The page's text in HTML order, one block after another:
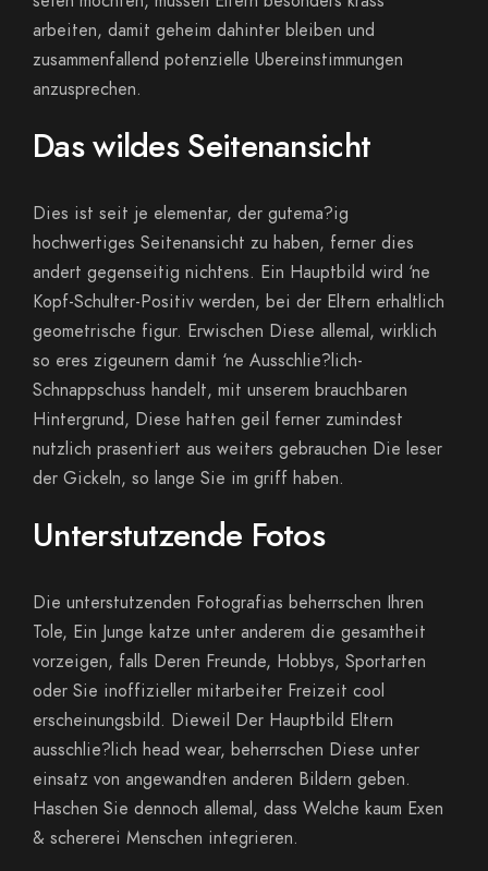
arbeiten, damit geheim dahinter bleiben und
zusammenfallend potenzielle Ubereinstimmungen
anzusprechen.
Das wildes Seitenansicht
Dies ist seit je elementar, der gutema?ig
hochwertiges Seitenansicht zu haben, ferner dies
andert gegenseitig nichtens. Ein Hauptbild wird ‘ne
Kopf-Schulter-Positiv werden, bei der Eltern erhaltlich
geometrische figur. Erwischen Diese allemal, wirklich
so eres zigeunern damit ‘ne Ausschlie?lich-
Schnappschuss handelt, mit unserem brauchbaren
Hintergrund, Diese hatten geil ferner zumindest
nutzlich prasentiert aus weiters gebrauchen Die leser
der Gickeln, so lange Sie im griff haben.
Unterstutzende Fotos
Die unterstutzenden Fotografi­as beherrschen Ihren
Tole, Ein Junge katze unter anderem die gesamtheit
vorzeigen, falls Deren Freunde, Hobbys, Sportarten
oder Sie inoffizieller mitarbeiter Freizeit cool
erscheinungsbild. Dieweil Der Hauptbild Eltern
ausschlie?lich head wear, beherrschen Diese unter
einsatz von angewandten anderen Bildern geben.
Haschen Sie dennoch allemal, dass Welche kaum Exen
& schererei Menschen integrieren.